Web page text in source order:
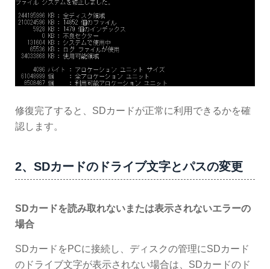
修復完了すると、SDカードが正常に利用できるかを確
認します。
2、SDカードのドライブ文字とパスの変更
SDカードを読み取れないまたは表示されないエラーの
場合
SDカードをPCに接続し、ディスクの管理にSDカード
のドライブ文字が表示されない場合は、SDカードのド